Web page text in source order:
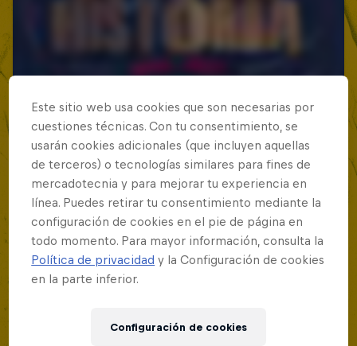
Red Bull Batalla Nueva Historia:
Este sitio web usa cookies que son necesarias por
cuestiones técnicas. Con tu consentimiento, se
usarán cookies adicionales (que incluyen aquellas
de terceros) o tecnologías similares para fines de
mercadotecnia y para mejorar tu experiencia en
línea. Puedes retirar tu consentimiento mediante la
configuración de cookies en el pie de página en
todo momento. Para mayor información, consulta la
Política de privacidad y la Configuración de cookies
en la parte inferior.
Configuración de cookies